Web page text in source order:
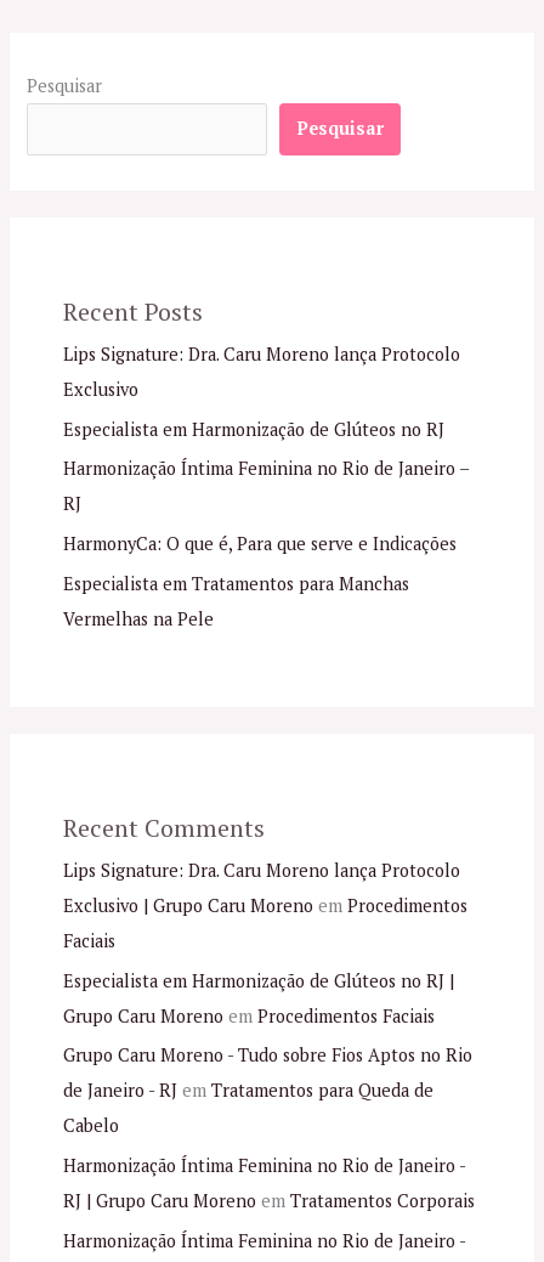
Pesquisar
Pesquisar
Recent Posts
Lips Signature: Dra. Caru Moreno lança Protocolo
Exclusivo
Especialista em Harmonização de Glúteos no RJ
Harmonização Íntima Feminina no Rio de Janeiro –
RJ
HarmonyCa: O que é, Para que serve e Indicações
Especialista em Tratamentos para Manchas
Vermelhas na Pele
Recent Comments
Lips Signature: Dra. Caru Moreno lança Protocolo
Exclusivo | Grupo Caru Moreno em Procedimentos
Faciais
Especialista em Harmonização de Glúteos no RJ |
Grupo Caru Moreno em Procedimentos Faciais
Grupo Caru Moreno - Tudo sobre Fios Aptos no Rio
de Janeiro - RJem Tratamentos para Queda de
Cabelo
Harmonização Íntima Feminina no Rio de Janeiro -
RJ | Grupo Caru Moreno em Tratamentos Corporais
Harmonização Íntima Feminina no Rio de Janeiro -